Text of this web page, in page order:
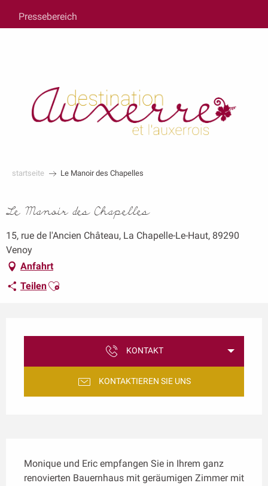
contenu
principal
Pressebereich
startseite Le Manoir des Chapelles
Le Manoir des Chapelles
15, rue de l'Ancien Château, La Chapelle-Le-Haut, 89290
Venoy
Anfahrt
TeilenAjouter aux favoris
KONTAKT
KONTAKTIEREN SIE UNS
Monique und Eric empfangen Sie in Ihrem ganz
renovierten Bauernhaus mit geräumigen Zimmer mit